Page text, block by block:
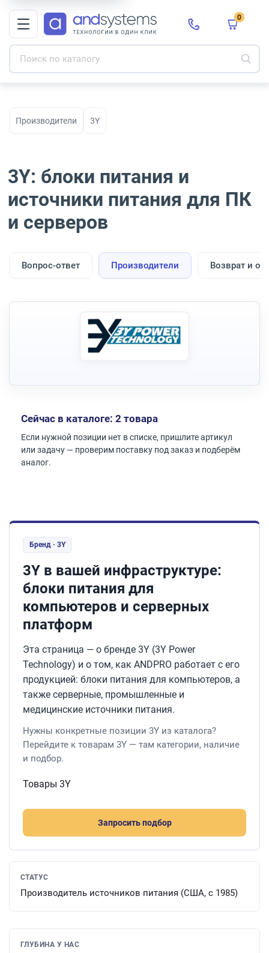
0
Производители 3Y
3Y: блоки питания и
источники питания для ПК
и серверов
Вопрос-ответ Производители Возврат и
Сейчас в каталоге: 2 товара
Если нужной позиции нет в списке, пришлите артикул
или задачу — проверим поставку под заказ и подберём
аналог.
Бренд · 3Y
3Y в вашей инфраструктуре:
блоки питания для
компьютеров и серверных
платформ
Эта страница — о бренде 3Y (3Y Power
Technology) и о том, как ANDPRO работает с его
продукцией: блоки питания для компьютеров, а
также серверные, промышленные и
медицинские источники питания.
Нужны конкретные позиции 3Y из каталога?
Перейдите к товарам 3Y — там категории, наличие
и подбор.
Товары 3Y
Запросить подбор
СТАТУС
Производитель источников питания (США, с 1985)
ГЛУБИНА У НАС